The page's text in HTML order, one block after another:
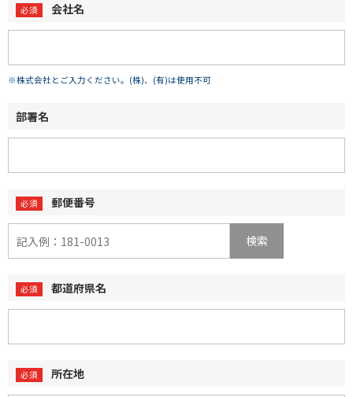
会社名
※株式会社とご入力ください。(株)、(有)は使用不可
部署名
郵便番号
検索
都道府県名
所在地